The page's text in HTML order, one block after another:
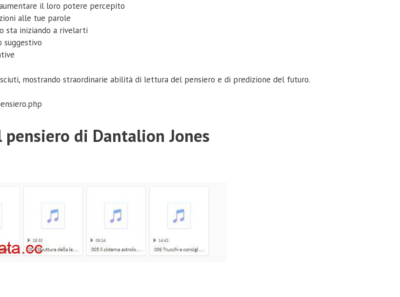
il loro potere percepito
alle tue parole
sta iniziando a rivelarti
mostrando straordinarie abilità di lettura del pensiero e di predizione del futuro.
pensiero di Dantalion Jones